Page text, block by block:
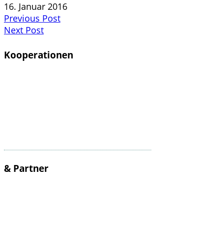
16. Januar 2016
Previous Post
Next Post
Kooperationen
& Partner